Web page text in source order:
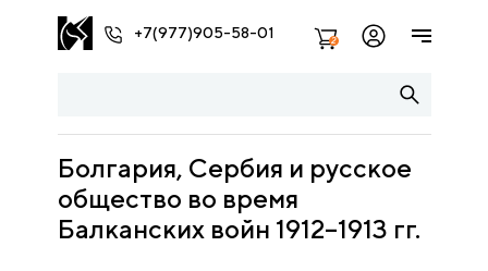
+7(977)905-58-01 2
Болгария, Сербия и русское
общество во время
Балканских войн 1912–1913 гг.